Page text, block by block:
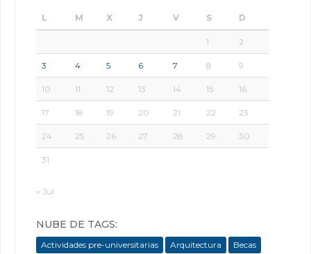
L M X J V S D
1 2
3 4 5 6 7 8 9
10 11 12 13 14 15 16
17 18 19 20 21 22 23
24 25 26 27 28 29 30
31
« Jul
NUBE DE TAGS:
Actividades pre-universitarias Arquitectura
Becas